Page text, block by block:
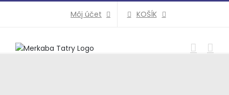
Môj účet KOŠÍK